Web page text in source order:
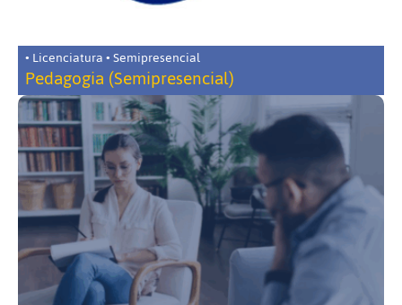
• Licenciatura • Semipresencial
Pedagogia (Semipresencial)